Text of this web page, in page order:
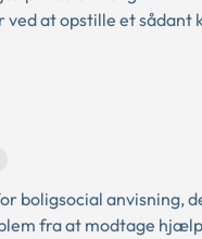
ved at opstille et sådant
boligsocial anvisning,
fra at modtage